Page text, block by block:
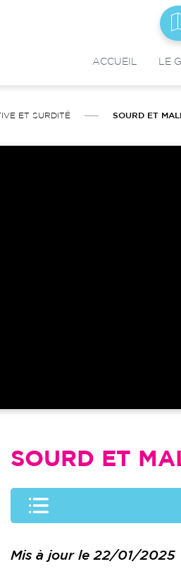
ACCUEIL LE
ET SURDITÉ SOURD ET
SOURD ET
Mis à jour le 22/01/2025